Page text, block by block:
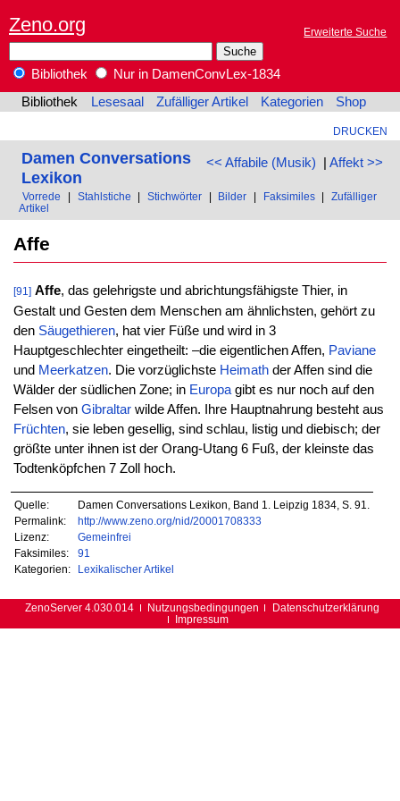
Zeno.org Erweiterte Suche
Bibliothek
Nur in DamenConvLex-1834
Bibliothek
Lesesaal Zufälliger Artikel Kategorien Shop
DRUCKEN
<< Affabile (Musik) | Affekt >>
Damen Conversations
Lexikon
Vorrede Stahlstiche Stichwörter Bilder Faksimiles
Zufälliger
Artikel
Affe
[91] Affe, das gelehrigste und abrichtungsfähigste Thier, in
Gestalt und Gesten dem Menschen am ähnlichsten, gehört zu
den Säugethieren, hat vier Füße und wird in 3
Hauptgeschlechter eingetheilt: –die eigentlichen Affen, Paviane
und Meerkatzen. Die vorzüglichste Heimathder Affen sind die
Wälder der südlichen Zone; in Europagibt es nur noch auf den
Felsen von Gibraltarwilde Affen. Ihre Hauptnahrung besteht aus
Früchten, sie leben gesellig, sind schlau, listig und diebisch; der
größte unter ihnen ist der Orang-Utang 6 Fuß, der kleinste das
Todtenköpfchen 7 Zoll hoch.
Quelle:
Damen Conversations Lexikon, Band 1. Leipzig 1834, S. 91.
Permalink:
http://www.zeno.org/nid/20001708333
Lizenz:
Gemeinfrei
Faksimiles:
91
Kategorien:
Lexikalischer Artikel
ZenoServer 4.030.014 Nutzungsbedingungen
Datenschutzerklärung
Impressum